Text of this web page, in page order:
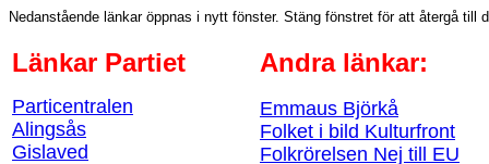
Nedanstående länkar öppnas i nytt fönster. Stäng fönstret för att återgå till
Länkar Partiet
Particentralen
Alingsås
Gislaved
Andra länkar:
Emmaus Björkå
Folket i bild Kulturfront
Folkrörelsen Nej till EU